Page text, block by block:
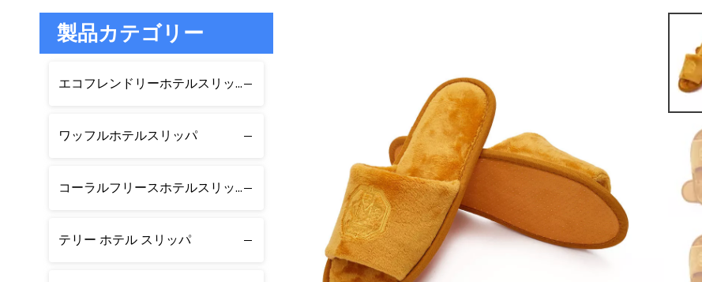
製品カテゴリー
エコフレンドリーホテルスリッパ
ワッフルホテルスリッパ
コーラルフリースホテルスリッパ
テリー ホテル スリッパ